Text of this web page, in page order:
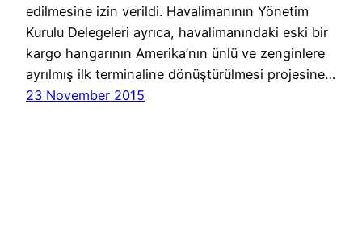
edilmesine izin verildi. Havalimanının Yönetim
Kurulu Delegeleri ayrıca, havalimanındaki eski bir
kargo hangarının Amerika’nın ünlü ve zenginlere
ayrılmış ilk terminaline dönüştürülmesi projesine…
23 November 2015